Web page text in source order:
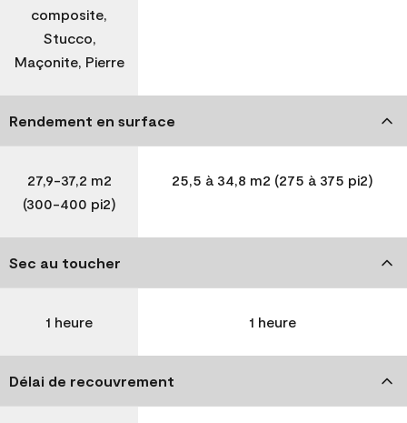
composite,
Stucco,
Maçonite, Pierre
Rendement en surface
27,9-37,2 m2
(300-400 pi2)
25,5 à 34,8 m2 (275 à 375 pi2)
Sec au toucher
1 heure 1 heure
Délai de recouvrement